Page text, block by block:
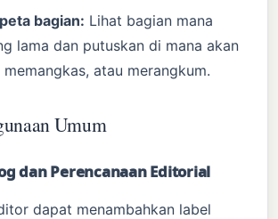
bagian: Lihat bagian mana
lama dan putuskan di mana akan
atau merangkum.
Umum
dan Perencanaan Editorial
dapat menambahkan label